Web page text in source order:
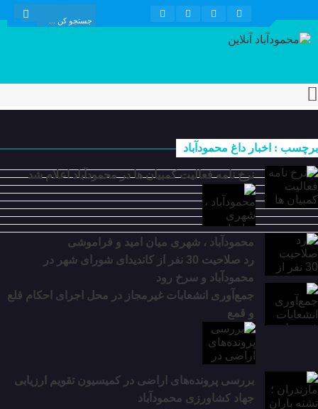
برچسب : اخبار داغ محمودآباد
نرخ نامه فعالیت کمبیان ها در محمودآباد اعلام شد
محمودآباد ، شهری میان امید و فراموشی
رد صلاحیت 30 نفر از کاندیدای شورای شهر در
محمودآباد و سرخ رود
جمع‌آوری انشعابات غیرمجاز در محل اجرای احکام قلع
و قمع
بررسی پرونده‌های اراضی در کمیسیون تقویم ارزیابی
جهاد کشاورزی محمودآباد